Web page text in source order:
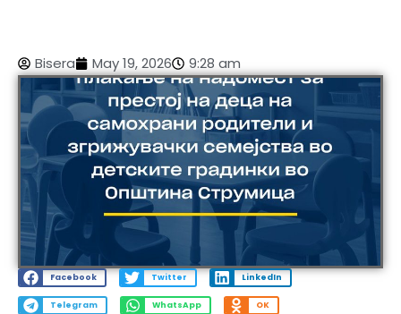
Bisera May 19, 2026 9:28 am
Facebook Twitter LinkedIn
Telegram WhatsApp OK